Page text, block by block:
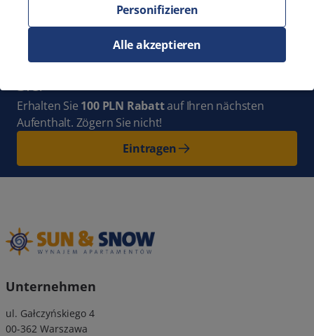
den Newsletterund bleiben Sie mit
uns auf dem Laufenden. Ganz Polen
voller neuer Abenteuer wartet auf
Erhalten Sie 100 PLN Rabattauf Ihren nächsten
Aufenthalt. Zögern Sie nicht!
Eintragen
Unternehmen
ul. Gałczyńskiego 4
00-362 Warszawa
Personifizieren
Alle akzeptieren